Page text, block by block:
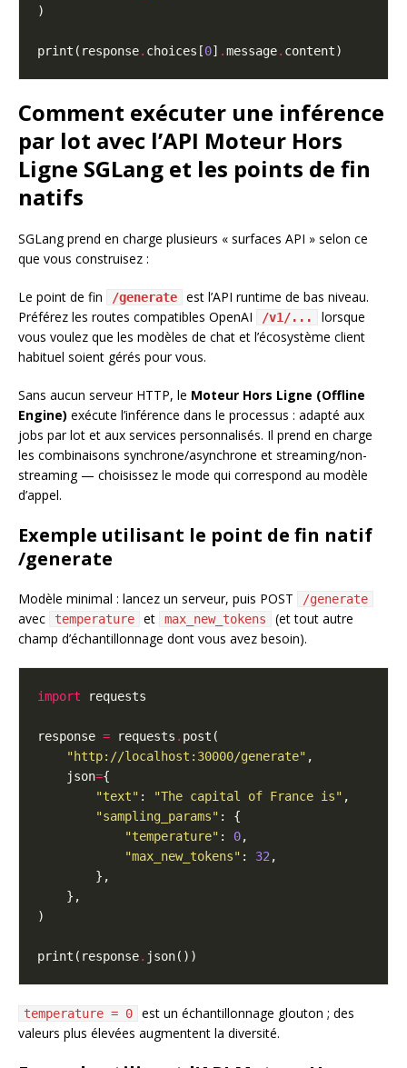
print(response. choices[0] .message.
Comment exécuter une inférence
par lot avec l’API Moteur Hors
Ligne SGLang et les points de fin
natifs
SGLang prend en charge plusieurs « surfaces API » selon ce
que vous construisez :
Le point de fin /generate
est l’API runtime de bas niveau.
Préférez les routes compatibles OpenAI
/v1/...
lorsque
vous voulez que les modèles de chat et l’écosystème client
habituel soient gérés pour vous.
Sans aucun serveur HTTP, le Moteur Hors Ligne (Offline
Engine) exécute l’inférence dans le processus : adapté aux
jobs par lot et aux services personnalisés. Il prend en charge
les combinaisons synchrone/asynchrone et streaming/non-
streaming — choisissez le mode qui correspond au modèle
d’appel.
Exemple utilisant le point de fin natif
/generate
Modèle minimal : lancez un serveur, puis POST /generate
avec temperature et max_new_tokens
(et tout autre
champ d’échantillonnage dont vous avez besoin).
import
response = requests .
"http://localhost:30000/generate"
    json
=
"text" : "The capital of France is"
"sampling_params"
"temperature" : 0
"max_new_tokens" : 32
print(response.
temperature = 0
est un échantillonnage glouton ; des
valeurs plus élevées augmentent la diversité.